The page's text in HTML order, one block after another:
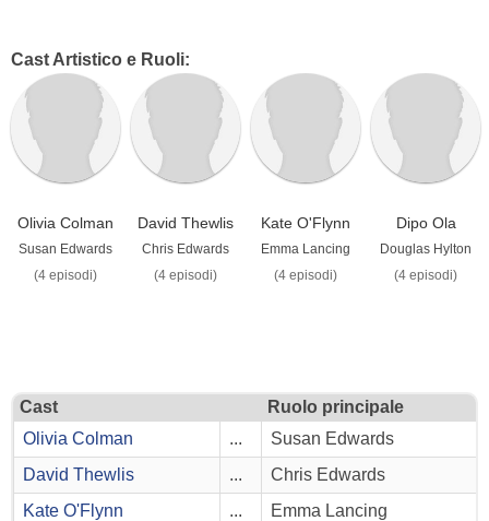
Cast Artistico e Ruoli:
Olivia Colman
Susan Edwards
(4 episodi)
David Thewlis
Chris Edwards
(4 episodi)
Kate O'Flynn
Emma Lancing
(4 episodi)
Dipo Ola
Douglas Hylton
(4 episodi)
Cast
Ruolo principale
Olivia Colman
...
Susan Edwards
David Thewlis
...
Chris Edwards
Kate O'Flynn
...
Emma Lancing